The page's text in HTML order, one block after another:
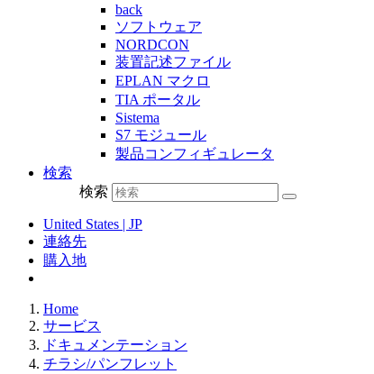
back
ソフトウェア
NORDCON
装置記述ファイル
EPLAN マクロ
TIA ポータル
Sistema
S7 モジュール
製品コンフィギュレータ
検索
検索
United States | JP
連絡先
購入地
Home
サービス
ドキュメンテーション
チラシ/パンフレット